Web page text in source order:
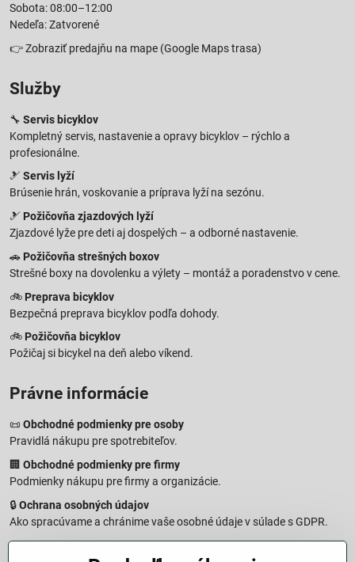
Sobota: 08:00–12:00
Nedeľa: Zatvorené
👉Zobraziť predajňu na mape (Google Maps trasa)
Služby
🔧 Servis bicyklov
Kompletný servis, nastavenie a opravy bicyklov – rýchlo a
profesionálne.
🎿 Servis lyží
Brúsenie hrán, voskovanie a príprava lyží na sezónu.
🎿 Požičovňa zjazdových lyží
Zjazdové lyže pre deti aj dospelých – a odborné nastavenie.
🚗 Požičovňa strešných boxov
Strešné boxy na dovolenku a výlety – montáž a poradenstvo v cene.
🚲 Preprava bicyklov
Bezpečná preprava bicyklov podľa dohody.
🚲 Požičovňa bicyklov
Požičaj si bicykel na deň alebo víkend.
Právne informácie
📜 Obchodné podmienky pre osoby
Pravidlá nákupu pre spotrebiteľov.
🏢 Obchodné podmienky pre firmy
Podmienky nákupu pre firmy a organizácie.
🔒Ochrana osobných údajov
Ako spracúvame a chránime vaše osobné údaje v súlade s GDPR.
🧾Reklamačný formulár